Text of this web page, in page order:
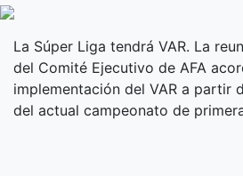
La Súper Liga tendrá VAR. La
del Comité Ejecutivo de AFA
implementación del VAR a partir
del actual campeonato de